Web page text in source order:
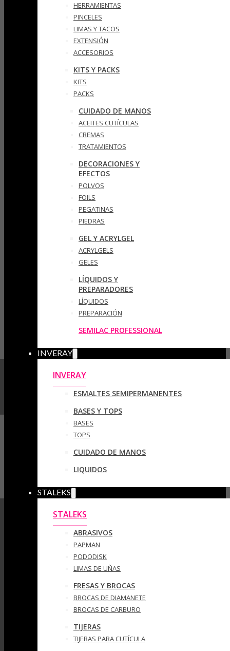
HERRAMIENTAS
PINCELES
LIMAS Y TACOS
EXTENSIÓN
ACCESORIOS
KITS Y PACKS
KITS
PACKS
CUIDADO DE MANOS
ACEITES CUTÍCULAS
CREMAS
TRATAMIENTOS
DECORACIONES Y
EFECTOS
POLVOS
FOILS
PEGATINAS
PIEDRAS
GEL Y ACRYLGEL
ACRYLGELS
GELES
LÍQUIDOS Y
PREPARADORES
LÍQUIDOS
PREPARACIÓN
SEMILAC PROFESSIONAL
INVERAY
INVERAY
ESMALTES SEMIPERMANENTES
BASES Y TOPS
BASES
TOPS
CUIDADO DE MANOS
LIQUIDOS
STALEKS
STALEKS
ABRASIVOS
PAPMAN
PODODISK
LIMAS DE UÑAS
FRESAS Y BROCAS
BROCAS DE DIAMANETE
BROCAS DE CARBURO
TIJERAS
TIJERAS PARA CUTÍCULA